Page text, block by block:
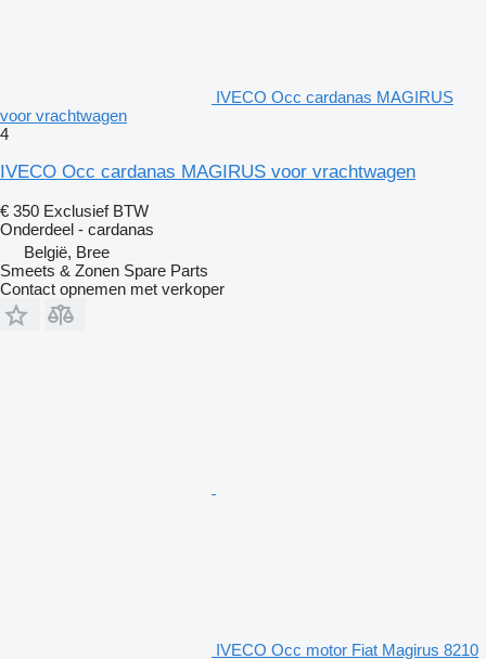
IVECO Occ cardanas MAGIRUS
voor vrachtwagen
4
IVECO Occ cardanas MAGIRUS voor vrachtwagen
€ 350 Exclusief BTW
Onderdeel - cardanas
België, Bree
Smeets & Zonen Spare Parts
Contact opnemen met verkoper
IVECO Occ motor Fiat Magirus 8210